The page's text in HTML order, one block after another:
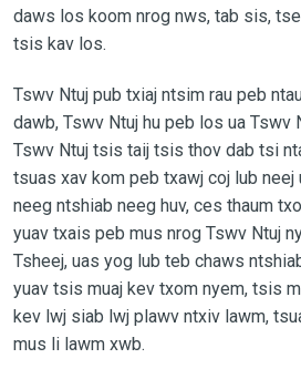
daws los koom nrog nws, tab sis,
tsis kav los.
Tswv Ntuj pub txiaj ntsim rau peb
dawb, Tswv Ntuj hu peb los ua Tswv
Tswv Ntuj tsis taij tsis thov dab tsi
tsuas xav kom peb txawj coj lub neej
neeg ntshiab neeg huv, ces thaum
yuav txais peb mus nrog Tswv Ntuj
Tsheej, uas yog lub teb chaws
yuav tsis muaj kev txom nyem, tsis
kev lwj siab lwj plawv ntxiv lawm,
mus li lawm xwb.